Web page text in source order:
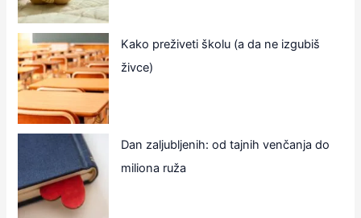
Kako preživeti školu (a da ne izgubiš
živce)
Dan zaljubljenih: od tajnih venčanja do
miliona ruža